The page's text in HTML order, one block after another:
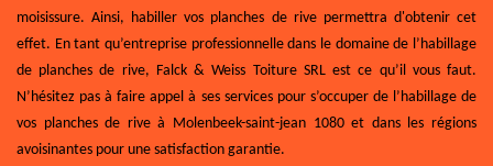
moisissure. Ainsi, habiller vos planches de rive permettra d'obtenir cet
effet. En tant qu’entreprise professionnelle dans le domaine de l’habillage
de planches de rive, Falck & Weiss Toiture SRL est ce qu’il vous faut.
N’hésitez pas à faire appel à ses services pour s’occuper de l’habillage de
vos planches de rive à Molenbeek-saint-jean 1080 et dans les régions
avoisinantes pour une satisfaction garantie.